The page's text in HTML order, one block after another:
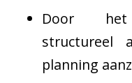
Door het
structureel
planning